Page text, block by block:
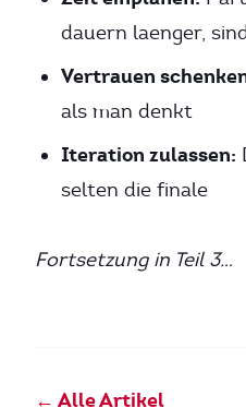
dauern laenger,
Vertrauen
als man denkt
Iteration zulassen:
selten die finale
Fortsetzung in Teil 3…
← Alle Artikel